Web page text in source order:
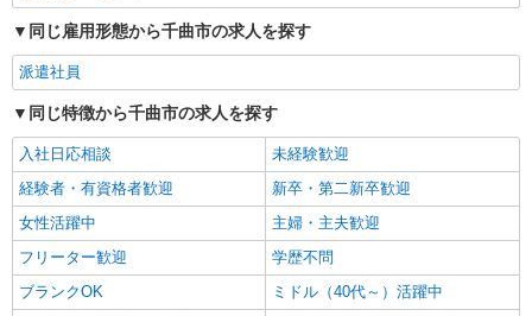
同じ雇用形態から千曲市の求人を探す
派遣社員
同じ特徴から千曲市の求人を探す
入社日応相談
未経験歓迎
経験者・有資格者歓迎
新卒・第二新卒歓迎
女性活躍中
主婦・主夫歓迎
フリーター歓迎
学歴不問
ブランクOK
ミドル（40代～）活躍中